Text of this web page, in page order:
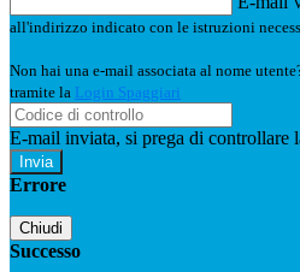
all'indirizzo indicato con le istruzioni
Non hai una e-mail associata al nome
tramite la Login Spaggiari
E-mail inviata, si prega di controllare
Errore
Chiudi
Successo